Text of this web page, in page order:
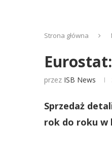
Strona główna
przez ISB News
Sprzedaż
rok do roku w